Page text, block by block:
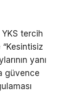
tercih
yanı
güvence